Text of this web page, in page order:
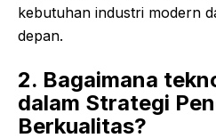
kebutuhan industri modern
depan.
2. Bagaimana
dalam Strategi
Berkualitas?